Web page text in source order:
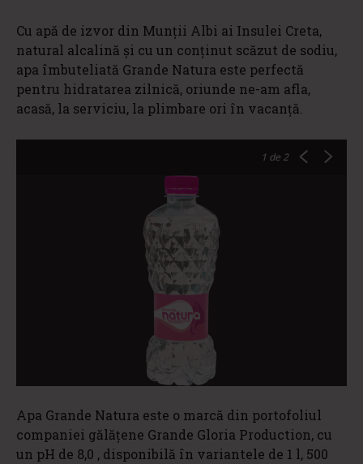
Cu apă de izvor din Munții Albi ai Insulei Creta,
natural alcalină și cu un conținut scăzut de sodiu,
apa îmbuteliată Grande Natura este perfectă
pentru hidratarea zilnică, oriunde ne-am afla,
acasă, la serviciu, la plimbare ori în vacanță.
1 de 2
Apa Grande Natura este o marcă din portofoliul
companiei gălățene Grande Gloria Production, cu
un pH de 8,0 , disponibilă în variantele de 1 l, 500